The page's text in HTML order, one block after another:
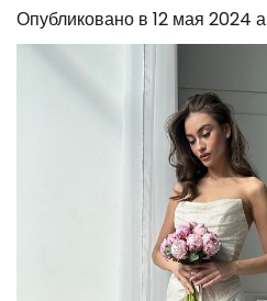
Опубликовано в 12 мая 2024